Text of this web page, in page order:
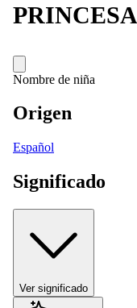
PRINCESA
Nombre de niña
Origen
Español
Significado
Ver significado